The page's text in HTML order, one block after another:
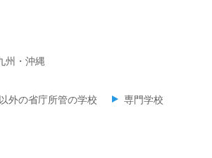
州・沖縄
外の省庁所管の学校
専門学校